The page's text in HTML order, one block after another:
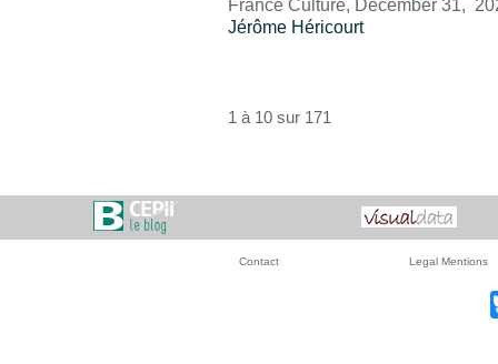
France Culture, December 31,
Jérôme Héricourt
1 à 10 sur 171
Contact Legal Mentions